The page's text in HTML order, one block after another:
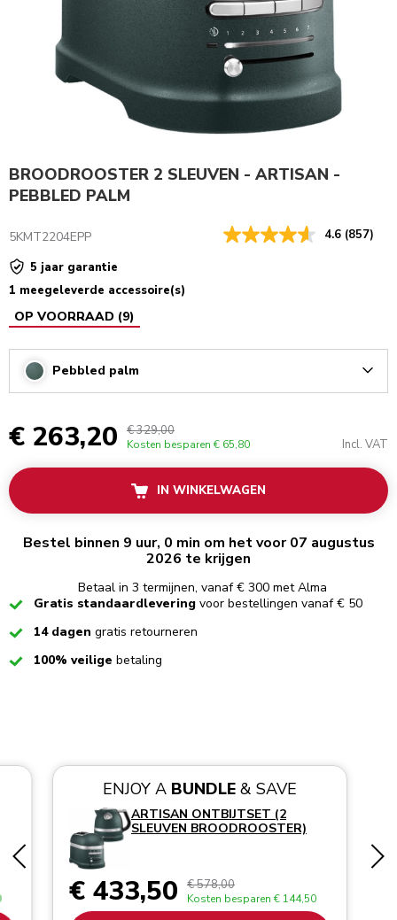
BROODROOSTER 2 SLEUVEN - ARTISAN -
PEBBLED PALM
5KMT2204EPP 4.6 (857)
5 jaar garantie
1 meegeleverde accessoire(s)
OP VOORRAAD (9)
Pebbled palm
€ 263,20 € 329,00
Kosten besparen € 65,80 Incl. VAT
IN WINKELWAGEN
Bestel binnen 9 uur, 0 min om het voor 07 augustus
2026 te krijgen
Betaal in 3 termijnen, vanaf € 300 met Alma
CheckedGratis standaardlevering voor bestellingen vanaf € 50
Checked14 dagen gratis retourneren
Checked100% veilige betaling
ENJOY A BUNDLE& SAVE
ARTISAN ONTBIJTSET (2
SLEUVEN BROODROOSTER)
€ 433,50 € 578,00
Kosten besparen € 144,50